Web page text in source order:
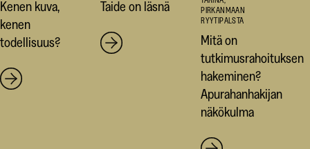
Kenen kuva,
kenen
todellisuus?
Taide on läsnä
PIRKANMAAN
RYYTIPALSTA
Mitä on
tutkimusrahoituksen
hakeminen?
Apurahanhakijan
näkökulma